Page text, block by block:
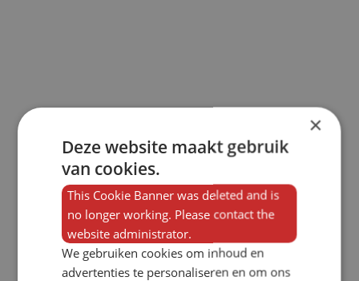
×
Deze website maakt gebruik
van cookies.
This Cookie Banner was deleted and is
no longer working. Please contact the
website administrator.
We gebruiken cookies om inhoud en
advertenties te personaliseren en om ons